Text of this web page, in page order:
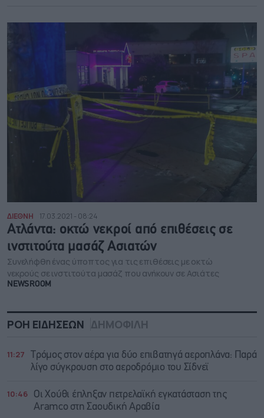
ΔΙΕΘΝΗ 17.03.2021 - 08:24
Ατλάντα: οκτώ νεκροί από επιθέσεις σε
ινστιτούτα μασάζ Ασιατών
Συνελήφθη ένας ύποπτος για τις επιθέσεις με οκτώ
νεκρούς σε ινστιτούτα μασάζ που ανήκουν σε Ασιάτες
NEWSROOM
ΡΟΗ ΕΙΔΗΣΕΩΝ ΔΗΜΟΦΙΛΗ
11:27
Τρόμος στον αέρα για δύο επιβατηγά αεροπλάνα: Παρά
λίγο σύγκρουση στο αεροδρόμιο του Σίδνεϊ
10:46
Οι Χούθι έπληξαν πετρελαϊκή εγκατάσταση της
Aramco στη Σαουδική Αραβία